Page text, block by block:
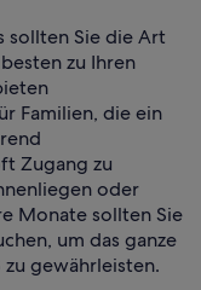
sollten Sie die Art
zu Ihren
Familien, die ein
Zugang zu
oder
Monate sollten Sie
um das ganze
gewährleisten.